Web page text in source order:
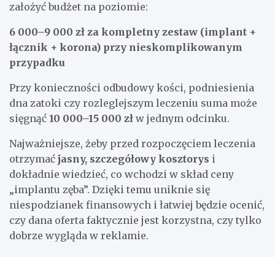
założyć budżet na poziomie:
6 000–9 000 zł za kompletny zestaw (implant +
łącznik + korona) przy nieskomplikowanym
przypadku
Przy konieczności odbudowy kości, podniesienia
dna zatoki czy rozleglejszym leczeniu suma może
sięgnąć 10 000–15 000 zł w jednym odcinku.
Najważniejsze, żeby przed rozpoczęciem leczenia
otrzymać jasny, szczegółowy kosztorys i
dokładnie wiedzieć, co wchodzi w skład ceny
„implantu zęba”. Dzięki temu uniknie się
niespodzianek finansowych i łatwiej będzie ocenić,
czy dana oferta faktycznie jest korzystna, czy tylko
dobrze wygląda w reklamie.